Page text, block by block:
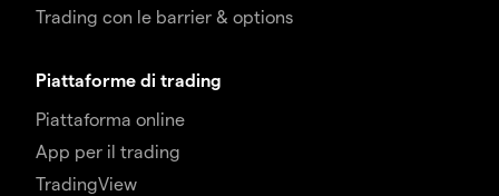
Trading con le barrier & options
Piattaforme di trading
Piattaforma online
App per il trading
TradingView